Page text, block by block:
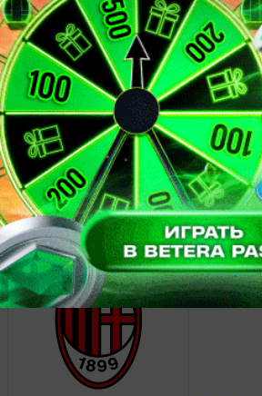
Ювентус
2
Парма
1
23 марта 2014, 14:30 Чемпионат Италии.
Парма
1
Дженоа
1
16 марта 2014, 17:00 Чемпионат Италии.